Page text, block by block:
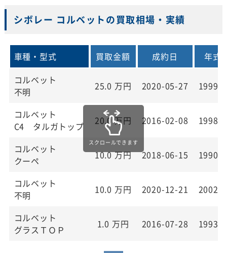
シボレー コルベットの買取相場・実績
車種・型式 買取金額 成約日
年式
コルベット
不明
25.0 万円 2020-05-27 1999年
コルベット
C4 タルガトップ
20.0万円 2016-02-08 1998年
コルベット
クーペ
10.0万円 2018-06-15 1990年
コルベット
不明
10.0 万円 2020-12-21 2002年
コルベット
グラスＴＯＰ
1.0 万円 2016-07-28 1993年